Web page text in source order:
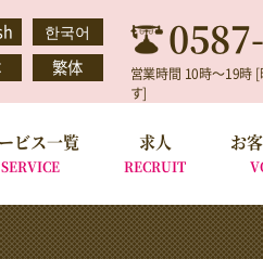
한국어
繁体
営業時間 10時～19時
す]
ビス一覧
SERVICE
求人
RECRUIT
お